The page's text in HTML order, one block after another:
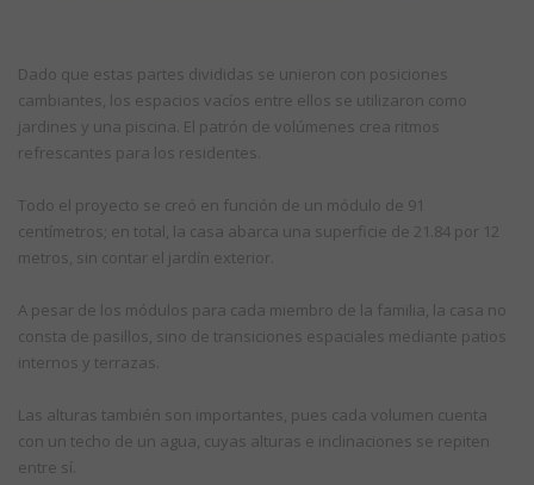
Dado que estas partes divididas se unieron con posiciones
cambiantes, los espacios vacíos entre ellos se utilizaron como
jardines y una piscina. El patrón de volúmenes crea ritmos
refrescantes para los residentes.
Todo el proyecto se creó en función de un módulo de 91
centímetros; en total, la casa abarca una superficie de 21.84 por 12
metros, sin contar el jardín exterior.
A pesar de los módulos para cada miembro de la familia, la casa no
consta de pasillos, sino de transiciones espaciales mediante patios
internos y terrazas.
Las alturas también son importantes, pues cada volumen cuenta
con un techo de un agua, cuyas alturas e inclinaciones se repiten
entre sí.